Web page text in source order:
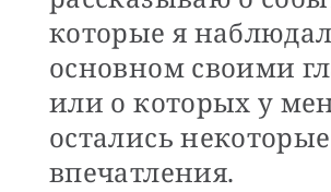
которые я
основном своими
или о которых у
остались некоторые
впечатления.